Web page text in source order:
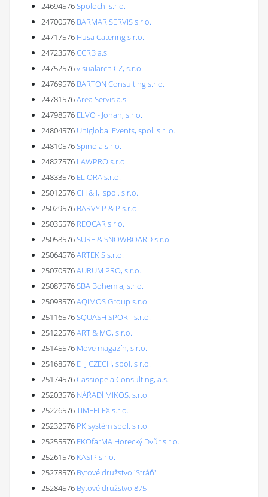
24694576Spolochi s.r.o.
24700576 BARMAR SERVIS s.r.o.
24717576 Husa Catering s.r.o.
24723576CCRB a.s.
24752576visualarch CZ, s.r.o.
24769576 BARTON Consulting s.r.o.
24781576Area Servis a.s.
24798576 ELVO - Johan, s.r.o.
24804576 Uniglobal Events, spol. s r. o.
24810576Spinola s.r.o.
24827576 LAWPRO s.r.o.
24833576 ELIORA s.r.o.
25012576CH & I, spol. s r.o.
25029576 BARVY P & P s.r.o.
25035576 REOCAR s.r.o.
25058576SURF & SNOWBOARD s.r.o.
25064576ARTEK S s.r.o.
25070576AURUM PRO, s.r.o.
25087576SBA Bohemia, s.r.o.
25093576AQIMOS Group s.r.o.
25116576SQUASH SPORT s.r.o.
25122576ART & MO, s.r.o.
25145576 Move magazín, s.r.o.
25168576 E+J CZECH, spol. s r.o.
25174576Cassiopeia Consulting, a.s.
25203576 NÁŘADÍ MIKOS, s.r.o.
25226576TIMEFLEX s.r.o.
25232576 PK systém spol. s r.o.
25255576 EKOfarMA Horecký Dvůr s.r.o.
25261576 KASIP s.r.o.
25278576 Bytové družstvo 'Stráň'
25284576 Bytové družstvo 875